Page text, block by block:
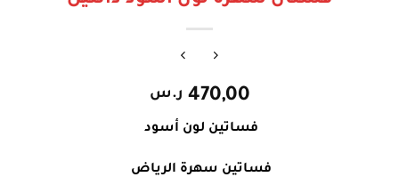
470,00 ر.س
فساتين لون أسود
فساتين سهرة الرياض